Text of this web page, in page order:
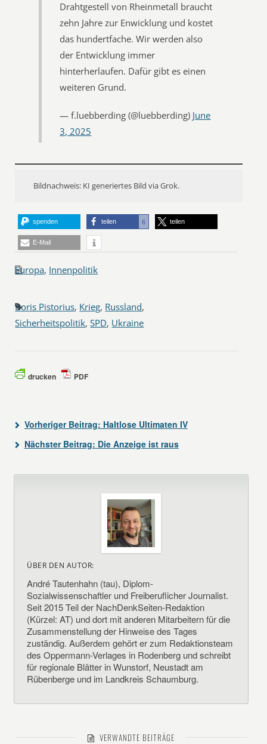
Drahtgestell von Rheinmetall braucht
zehn Jahre zur Enwicklung und kostet
das hundertfache. Wir werden also
der Entwicklung immer
hinterherlaufen. Dafür gibt es einen
weiteren Grund.
— f.luebberding (@luebberding) June
3, 2025
Bildnachweis: KI generiertes Bild via Grok.
spenden teilen 6 teilen
E-Mail
Europa, Innenpolitik
Boris Pistorius, Krieg, Russland,
Sicherheitspolitik,SPD, Ukraine
drucken PDF
Vorheriger Beitrag: Haltlose Ultimaten IV
Nächster Beitrag: Die Anzeige ist raus
ÜBER DEN AUTOR:
André Tautenhahn (tau), Diplom-
Sozialwissenschaftler und Freiberuflicher Journalist.
Seit 2015 Teil der NachDenkSeiten-Redaktion
(Kürzel: AT) und dort mit anderen Mitarbeitern für die
Zusammenstellung der Hinweise des Tages
zuständig. Außerdem gehört er zum Redaktionsteam
des Oppermann-Verlages in Rodenberg und schreibt
für regionale Blätter in Wunstorf, Neustadt am
Rübenberge und im Landkreis Schaumburg.
VERWANDTE BEITRÄGE